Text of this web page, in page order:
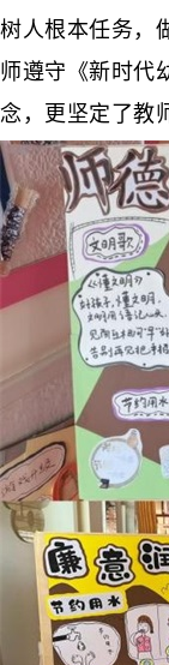
树人根本任务，
师遵守《新时代
念，更坚定了教